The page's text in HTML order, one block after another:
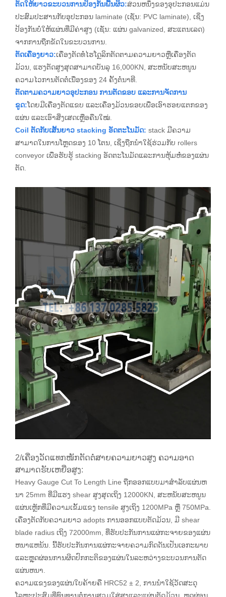
ຕັດໃຫ້ຍາວຂະບວນການປ້ອງກັນພື້ນຜິວ:ສ່ວນຫນຶ່ງຂອງອຸປະກອນແມ່ນ
ປະສົມປະສານກັບອຸປະກອນ laminate (ເຊັ່ນ: PVC laminate), ເຊິ່ງ
ປ້ອງກັນບໍ່ໃຫ້ແຜ່ນທີ່ມີຄ່າສູງ (ເຊັ່ນ: ແຜ່ນ galvanized, ສະແຕນເລດ)
ຈາກການຖືກຂັດໃນຂະບວນການ.
ຕັດເຄື່ອງຍາວ:ເຄື່ອງຕັດທໍ່ໄຮໂດຼລິກຕັດຕາມຄວາມຍາວຫຼືເຄື່ອງຕັດ
ມ້ວນ, ແຮງຕັດສູງສຸດສາມາດບັນລຸ 16,000KN, ສະຫນັບສະຫນູນ
ຄວາມໄວການຕັດຕໍ່ເນື່ອງຂອງ 24 ຄັ້ງຕໍ່ນາທີ.
ຕັດຕາມຄວາມຍາວອຸປະກອນ ການຕັດຂອບ ແລະການຈັດການ
ຂູດ:ໂດຍມີເຄື່ອງຕັດແຂບ ແລະເຄື່ອງມ້ວນຂອບເພື່ອເອົາຮອຍແຕກຂອງ
ແຜ່ນ ແລະເອົາສິ່ງເສດເຫຼືອຄືນໃໝ່.
Coil ຕັດກັບເສັ້ນຍາວ stacking ອັດຕະໂນມັດ: stack ມີຄວາມ
ສາມາດໃນການໂຫຼດຂອງ 10 ໂຕນ, ເຊິ່ງຖືກນໍາໃຊ້ຮ່ວມກັບ rollers
conveyor ເພື່ອຮັບຮູ້ stacking ອັດຕະໂນມັດແລະການຫຸ້ມຫໍ່ຂອງແຜ່ນ
ຕັດ.
2/ເຄື່ອງວັດແທກໜັກຕັດຕໍ່ສາຍຄວາມຍາວສູງ ຄວາມອາດ
ສາມາດຮັບເຫຍື່ອສູງ:
Heavy Gauge Cut To Length Line ຖືກອອກແບບມາສໍາລັບແຜ່ນຫ
ນາ 25mm ທີ່ມີແຮງ shear ສູງສຸດເຖິງ 12000KN, ສະຫນັບສະຫນູນ
ແຜ່ນເຫຼັກທີ່ມີຄວາມເຂັ້ມແຂງ tensile ສູງເຖິງ 1200MPa ຫຼື 750MPa.
ເຄື່ອງຕັດກັບຄວາມຍາວ adopts ການອອກແບບຕັດມ້ວນ, ມີ shear
blade radius ເຖິງ 72000mm, ທີ່ຮັບປະກັນການແຜ່ກະຈາຍຂອງແຜ່ນ
ຫນາແຫນ້ນ. ນີ້ຮັບປະກັນການແຜ່ກະຈາຍຄວາມກົດດັນເປັນເອກະພາບ
ແລະຫຼຸດຜ່ອນການຜິດປົກກະຕິຂອງແຜ່ນໃນລະຫວ່າງຂະບວນການຕັດ
ແຜ່ນຫນາ.
ຄວາມແຂງຂອງແຜ່ນໃບຄ້າຍຄື HRC52 ± 2, ການນໍາໃຊ້ວັດສະດຸ
ໂລຫະປະສົມທີ່ທົນທານຕໍ່ການສວມໃສ່ສູງແລະແຜ່ນຕັດມ້ວນ, ຫຼຸດຜ່ອນ